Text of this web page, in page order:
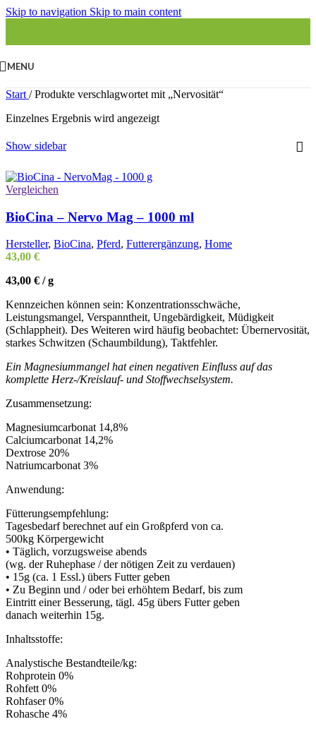
Skip to navigation Skip to main content
MENU
Start / Produkte verschlagwortet mit „Nervosität“
Einzelnes Ergebnis wird angezeigt
Show sidebar
Vergleichen
BioCina – Nervo Mag – 1000 ml
Hersteller, BioCina, Pferd, Futterergänzung, Home
43,00 €
43,00 € /g
Kennzeichen können sein: Konzentrationsschwäche,
Leistungsmangel, Verspanntheit, Ungebärdigkeit, Müdigkeit
(Schlappheit). Des Weiteren wird häufig beobachtet: Übernervosität,
starkes Schwitzen (Schaumbildung), Taktfehler.
Ein Magnesiummangel hat einen negativen Einfluss auf das
komplette Herz-/Kreislauf- und Stoffwechselsystem.
Zusammensetzung:
Magnesiumcarbonat 14,8%
Calciumcarbonat 14,2%
Dextrose 20%
Natriumcarbonat 3%
Anwendung:
Fütterungsempfehlung:
Tagesbedarf berechnet auf ein Großpferd von ca.
500kg Körpergewicht
• Täglich, vorzugsweise abends
(wg. der Ruhephase / der nötigen Zeit zu verdauen)
• 15g (ca. 1 Essl.) übers Futter geben
• Zu Beginn und / oder bei erhöhtem Bedarf, bis zum
Eintritt einer Besserung, tägl. 45g übers Futter geben
danach weiterhin 15g.
Inhaltsstoffe:
Analystische Bestandteile/kg:
Rohprotein 0%
Rohfett 0%
Rohfaser 0%
Rohasche 4%